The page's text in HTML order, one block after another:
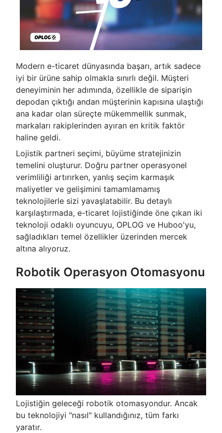
Modern e-ticaret dünyasında başarı, artık sadece
iyi bir ürüne sahip olmakla sınırlı değil. Müşteri
deneyiminin her adımında, özellikle de siparişin
depodan çıktığı andan müşterinin kapısına ulaştığı
ana kadar olan süreçte mükemmellik sunmak,
markaları rakiplerinden ayıran en kritik faktör
haline geldi.
Lojistik partneri seçimi, büyüme stratejinizin
temelini oluşturur. Doğru partner operasyonel
verimliliği artırırken, yanlış seçim karmaşık
maliyetler ve gelişimini tamamlamamış
teknolojilerle sizi yavaşlatabilir. Bu detaylı
karşılaştırmada, e-ticaret lojistiğinde öne çıkan iki
teknoloji odaklı oyuncuyu, OPLOG ve Huboo'yu,
sağladıkları temel özellikler üzerinden mercek
altına alıyoruz.
Robotik Operasyon Otomasyonu
Lojistiğin geleceği robotik otomasyondur. Ancak
bu teknolojiyi "nasıl" kullandığınız, tüm farkı
yaratır.